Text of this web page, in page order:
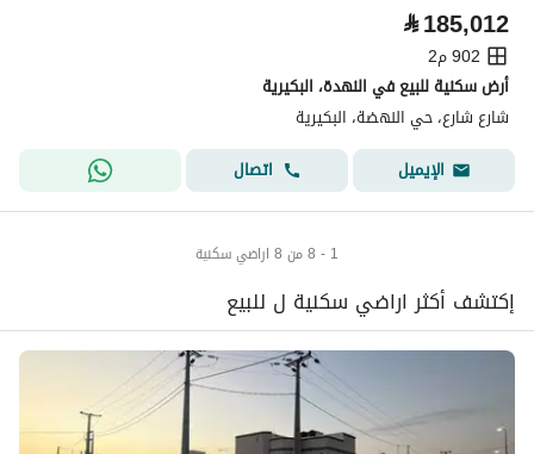
⃁185,012
902 م2
أرض سكنية للبيع في النهدة، البكيرية
شارع شارع، حي النهضة، البكيرية
الإيميل
اتصال
1 - 8 من 8 اراضي سكنية
إكتشف أكثر اراضي سكنية ل للبيع